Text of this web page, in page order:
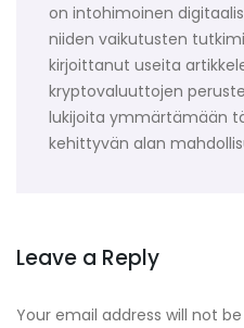
on intohimoinen
niiden vaikutusten
kirjoittanut useita
kryptovaluuttojen
lukijoita ymmärtämään
kehittyvän alan
Leave a Reply
Your email address will not